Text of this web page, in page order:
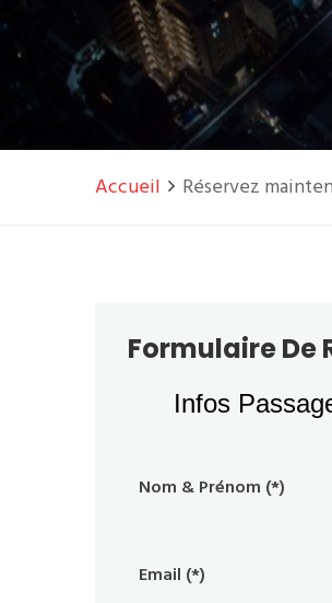
Accueil Réservez
Formulaire De
Infos
Nom & Prénom (*)
Email (*)